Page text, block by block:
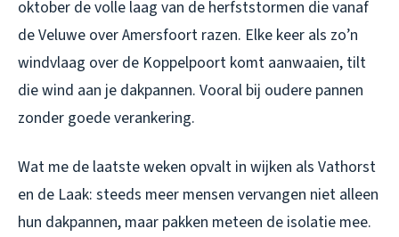
oktober de volle laag van de herfststormen die vanaf
de Veluwe over Amersfoort razen. Elke keer als zo’n
windvlaag over de Koppelpoort komt aanwaaien, tilt
die wind aan je dakpannen. Vooral bij oudere pannen
zonder goede verankering.
Wat me de laatste weken opvalt in wijken als Vathorst
en de Laak: steeds meer mensen vervangen niet alleen
hun dakpannen, maar pakken meteen de isolatie mee.